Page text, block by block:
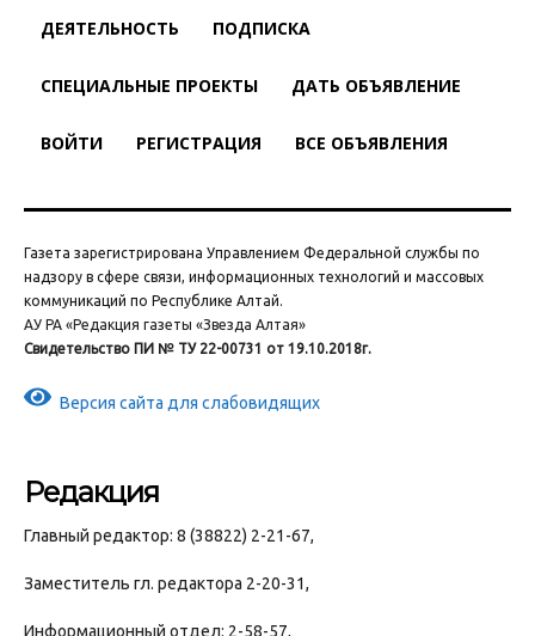
ДЕЯТЕЛЬНОСТЬ ПОДПИСКА
СПЕЦИАЛЬНЫЕ ПРОЕКТЫ ДАТЬ ОБЪЯВЛЕНИЕ
ВОЙТИ РЕГИСТРАЦИЯ ВСЕ ОБЪЯВЛЕНИЯ
Газета зарегистрирована Управлением Федеральной службы по
надзору в сфере связи, информационных технологий и массовых
коммуникаций по Республике Алтай.
АУ РА «Редакция газеты «Звезда Алтая»
Свидетельство ПИ № ТУ 22-00731 от 19.10.2018г.
Версия сайта для слабовидящих
Редакция
Главный редактор: 8 (38822) 2-21-67,
Заместитель гл. редактора 2-20-31,
Информационный отдел: 2-58-57,